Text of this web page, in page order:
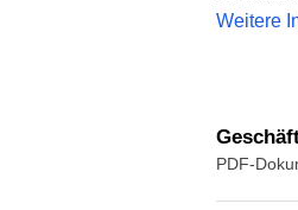
Weitere
PDF-